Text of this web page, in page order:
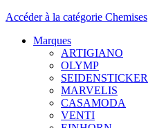
Accéder à la catégorie Chemises
Marques
ARTIGIANO
OLYMP
SEIDENSTICKER
MARVELIS
CASAMODA
VENTI